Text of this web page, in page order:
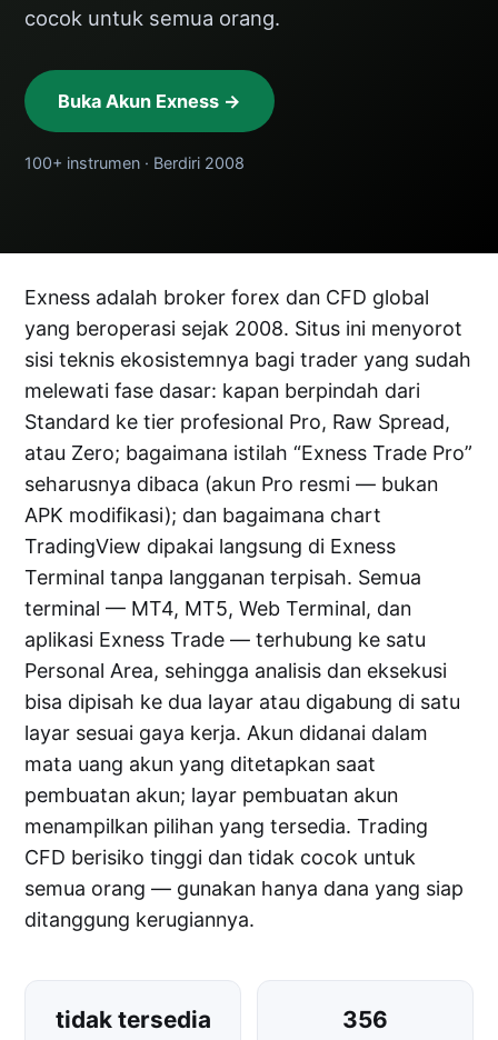
cocok untuk semua orang.
Buka Akun Exness →
100+ instrumen · Berdiri 2008
Exness adalah broker forex dan CFD global
yang beroperasi sejak 2008. Situs ini menyorot
sisi teknis ekosistemnya bagi trader yang sudah
melewati fase dasar: kapan berpindah dari
Standard ke tier profesional Pro, Raw Spread,
atau Zero; bagaimana istilah “Exness Trade Pro”
seharusnya dibaca (akun Pro resmi — bukan
APK modifikasi); dan bagaimana chart
TradingView dipakai langsung di Exness
Terminal tanpa langganan terpisah. Semua
terminal — MT4, MT5, Web Terminal, dan
aplikasi Exness Trade — terhubung ke satu
Personal Area, sehingga analisis dan eksekusi
bisa dipisah ke dua layar atau digabung di satu
layar sesuai gaya kerja. Akun didanai dalam
mata uang akun yang ditetapkan saat
pembuatan akun; layar pembuatan akun
menampilkan pilihan yang tersedia. Trading
CFD berisiko tinggi dan tidak cocok untuk
semua orang — gunakan hanya dana yang siap
ditanggung kerugiannya.
tidak tersedia
356